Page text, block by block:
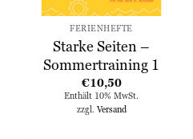
FERIENHEFTE
Starke Seiten –
Sommertraining 1
€10,50
Enthält 10% MwSt.
zzgl. Versand